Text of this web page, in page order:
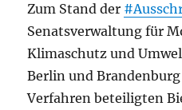
Zum Stand der
Senatsverwaltung für
Klimaschutz und
Berlin und
Verfahren beteiligten